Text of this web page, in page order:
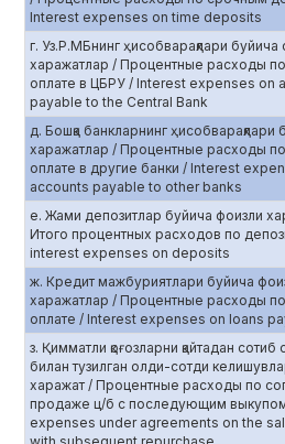
Interest expenses on time deposits
г. Уз.Р.МБнинг ҳисобварақлари буйича
харажатлар / Процентные расходы
оплате в ЦБРУ / Interest expenses on
payable to the Central Bank
д. Бошқа банкларнинг ҳисобварақлари
харажатлар / Процентные расходы
оплате в другие банки / Interest
accounts payable to other banks
е. Жами депозитлар буйича фоизли
Итого процентных расходов по
interest expenses on deposits
ж. Кредит мажбуриятлари буйича
харажатлар / Процентные расходы
оплате / Interest expenses on loans
з. Қимматли қоғозларни қайтадан
билан тузилган олди-сотди
харажат / Процентные расходы по
продаже ц/б с последующим
expenses under agreements on the